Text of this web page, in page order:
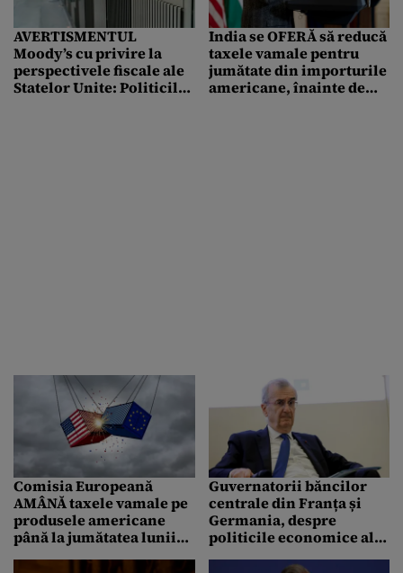
AVERTISMENTUL
Moody’s cu privire la
perspectivele fiscale ale
Statelor Unite: Politicile
India se OFERĂ să reducă
taxele vamale pentru
jumătate din importurile
americane, înainte de
Comisia Europeană
AMÂNĂ taxele vamale pe
produsele americane
până la jumătatea lunii
Guvernatorii băncilor
centrale din Franța și
Germania, despre
politicile economice ale